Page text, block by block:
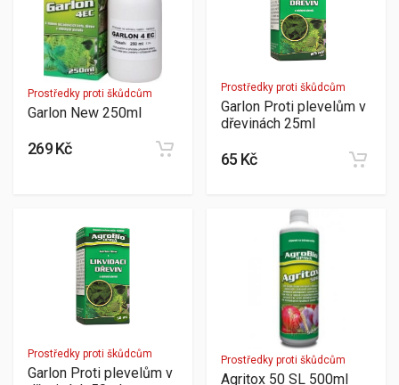
Prostředky proti škůdcům
Garlon New 250ml
269 Kč
Prostředky proti škůdcům
Garlon Proti plevelům v
dřevinách 25ml
65 Kč
Prostředky proti škůdcům
Garlon Proti plevelům v
Prostředky proti škůdcům
Agritox 50 SL 500ml